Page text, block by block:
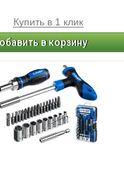
Купить в 1 клик
в корзину